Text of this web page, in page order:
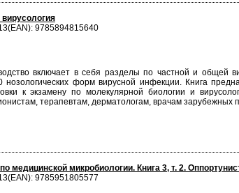
9785894815640
включает в себя разделы по частной и общей
форм вирусной инфекции. Книга
к экзамену по молекулярной биологии и
терапевтам, дерматологам, врачам зарубежных
медицинской микробиологии. Книга 3, т. 2.
9785951805577